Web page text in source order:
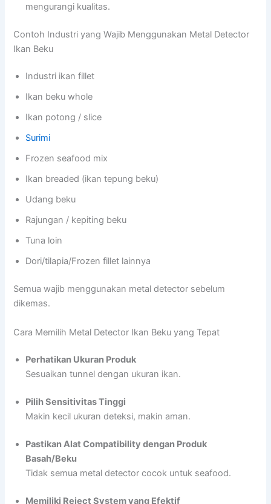
mengurangi kualitas.
Contoh Industri yang Wajib Menggunakan Metal Detector
Ikan Beku
Industri ikan fillet
Ikan beku whole
Ikan potong / slice
Surimi
Frozen seafood mix
Ikan breaded (ikan tepung beku)
Udang beku
Rajungan / kepiting beku
Tuna loin
Dori/tilapia/Frozen fillet lainnya
Semua wajib menggunakan metal detector sebelum
dikemas.
Cara Memilih Metal Detector Ikan Beku yang Tepat
Perhatikan Ukuran Produk
Sesuaikan tunnel dengan ukuran ikan.
Pilih Sensitivitas Tinggi
Makin kecil ukuran deteksi, makin aman.
Pastikan Alat Compatibility dengan Produk
Basah/Beku
Tidak semua metal detector cocok untuk seafood.
Memiliki Reject System yang Efektif